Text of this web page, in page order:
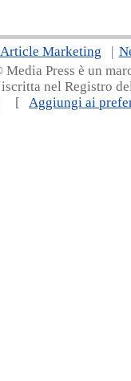
Article Marketing |
Press è un
nel Registro
[ Aggiungi ai